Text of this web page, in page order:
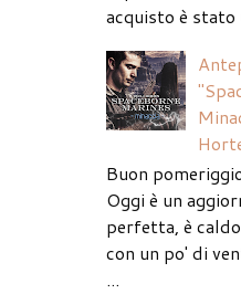
acquisto è stato
Buon
Oggi è un
perfetta, è
con un po' di
...